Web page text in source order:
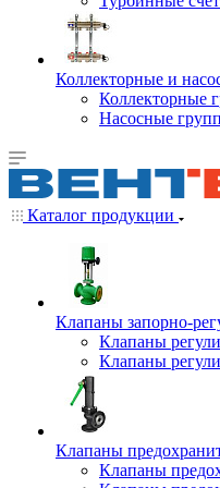
Коллекторные и
Коллекторные
Насосные
Каталог продукции
Клапаны запорно-
Клапаны
Клапаны
Клапаны
Клапаны